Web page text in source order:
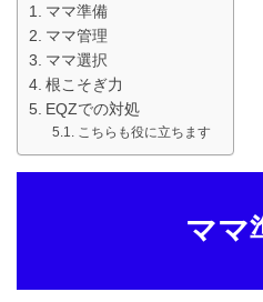
ママ準備
ママ管理
ママ選択
根こそぎ力
EQZでの対処
こちらも役に立ちます
ママ